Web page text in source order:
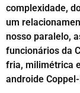
complexidade,
um
nosso paralelo,
funcionários da
fria, milimétrica
androide